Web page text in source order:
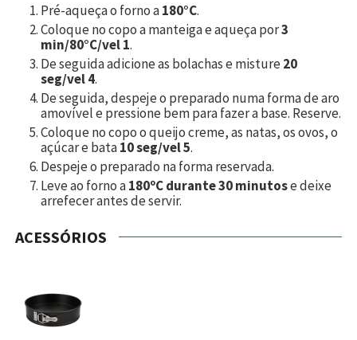
Pré-aqueça o forno a180°C.
Coloque no copo a manteiga e aqueça por3
min/80°C/vel 1.
De seguida adicione as bolachas e misture20
seg/vel 4.
De seguida, despeje o preparado numa forma de aro
amovível e pressione bem para fazer a base. Reserve.
Coloque no copo o queijo creme, as natas, os ovos, o
açúcar e bata10 seg/vel 5.
Despeje o preparado na forma reservada.
Leve ao forno a180ºC durante 30 minutose deixe
arrefecer antes de servir.
ACESSÓRIOS